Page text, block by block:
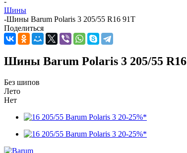
Шины
-Шины Barum Polaris 3 205/55 R16 91T
Поделиться
Шины Barum Polaris 3 205/55
Без шипов
Лето
Нет